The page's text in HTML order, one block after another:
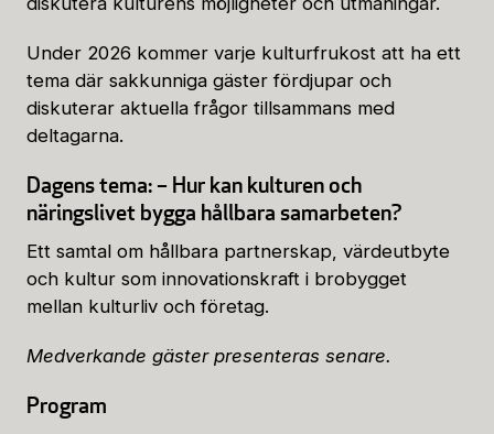
Under 2026 kommer varje kulturfrukost att ha ett
tema där sakkunniga gäster fördjupar och
diskuterar aktuella frågor tillsammans med
deltagarna.
Dagens tema: – Hur kan kulturen och
näringslivet bygga hållbara samarbeten?
Ett samtal om hållbara partnerskap, värdeutbyte
och kultur som innovationskraft i brobygget
mellan kulturliv och företag.
Medverkande gäster presenteras senare.
Program